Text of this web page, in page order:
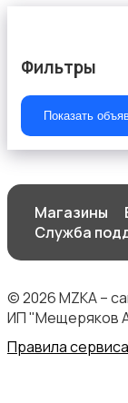
Штаны и шорты
Другое
Фильтры
Показать
Магазины
Служба
© 2026 MZKA –
ИП "Мещеряков
Правила сервиса